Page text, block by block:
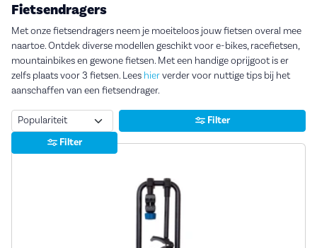
Fietsendragers
Met onze fietsendragers neem je moeiteloos jouw fietsen overal mee
naartoe. Ontdek diverse modellen geschikt voor e-bikes, racefietsen,
mountainbikes en gewone fietsen. Met een handige oprijgoot is er
zelfs plaats voor 3 fietsen. Lees hierverder voor nuttige tips bij het
aanschaffen van een fietsendrager.
Sorteren
Filter
Filter